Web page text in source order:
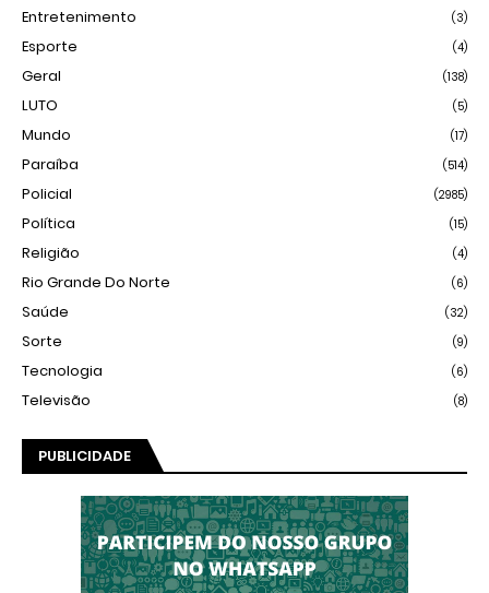
Entretenimento (3)
Esporte (4)
Geral (138)
LUTO (5)
Mundo (17)
Paraíba (514)
Policial (2985)
Política (15)
Religião (4)
Rio Grande Do Norte (6)
Saúde (32)
Sorte (9)
Tecnologia (6)
Televisão (8)
PUBLICIDADE